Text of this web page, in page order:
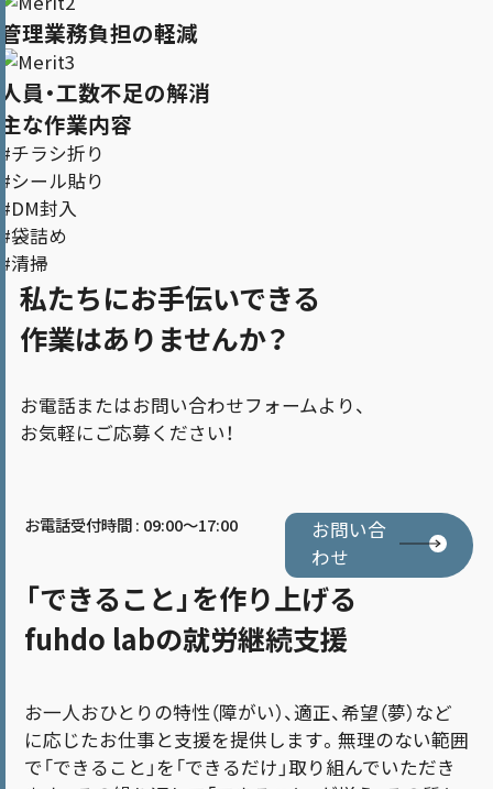
管理業務負担の軽減
人員・工数不足の解消
主な作業内容
#チラシ折り
#シール貼り
#DM封入
#袋詰め
#清掃
私たちにお手伝いできる
作業はありませんか？
お電話またはお問い合わせフォームより、
お気軽にご応募ください！
お電話受付時間 : 09:00～17:00
お問い合
わせ
「できること」を作り上げる
fuhdo labの就労継続支援
お一人おひとりの特性（障がい）、適正、希望（夢）など
に応じたお仕事と支援を提供します。無理のない範囲
で「できること」を「できるだけ」取り組んでいただき